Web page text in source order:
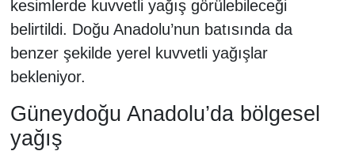
kesimlerde kuvvetli yağış görülebileceği
belirtildi. Doğu Anadolu’nun batısında da
benzer şekilde yerel kuvvetli yağışlar
bekleniyor.
Güneydoğu Anadolu’da bölgesel
yağış